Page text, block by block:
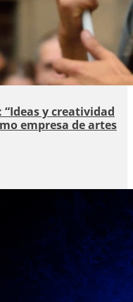
y creatividad
empresa de artes